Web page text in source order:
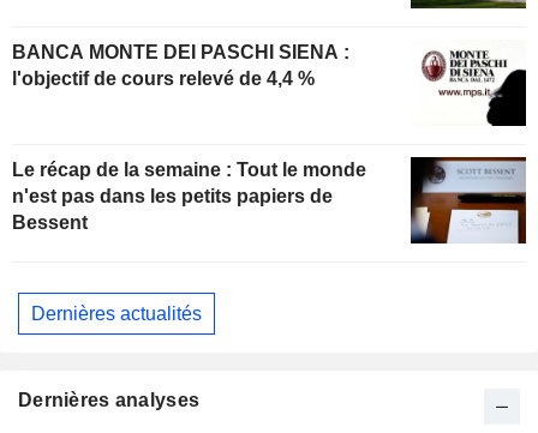
BANCA MONTE DEI PASCHI SIENA :
l'objectif de cours relevé de 4,4 %
Le récap de la semaine : Tout le monde
n'est pas dans les petits papiers de
Bessent
Dernières actualités
Dernières analyses